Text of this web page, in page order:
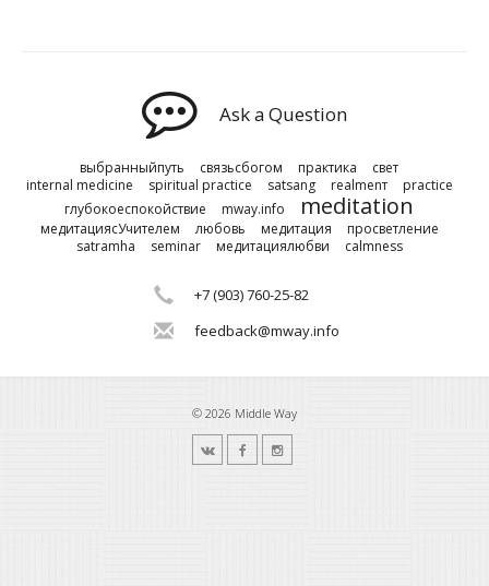
Ask a Question
выбранныйпуть связьсбогом практика
свет
internal medicine
spiritual practice satsang realmenт
practice
глубокоеспокойствие
mway.info meditation
медитациясУчителем любовь медитация
просветление
satramha
seminar медитациялюбви calmness
+7 (903) 760-25-82
feedback@mway.info
© 2026 Middle Way